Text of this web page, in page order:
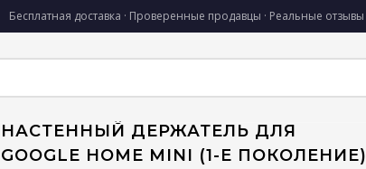
Бесплатная доставка · Проверенные продавцы · Реальные отзывы
НАСТЕННЫЙ ДЕРЖАТЕЛЬ ДЛЯ
GOOGLE HOME MINI (1-Е ПОКОЛЕНИЕ)